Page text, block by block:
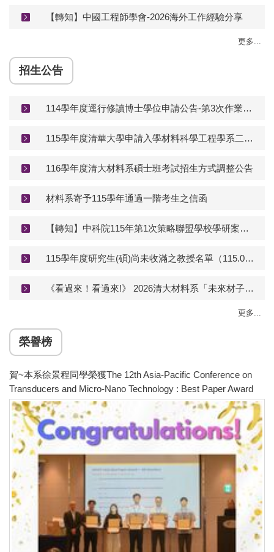
【轉知】中國工程師學會-2026海外工作經驗分享
更多...
招生公告
114學年度逕行修讀博士學位申請公告-第3次作業（系辦截止：115/06/04）
115學年度清華大學申請入學材料科學工程學系二階段 筆試考場分配表公告
116學年度清大材料系碩士班考試招生方式調整公告
材料系寄予115學年通過一階考生之信函
【轉知】中科院115年第1次策略聯盟學校學研案獎助金申請簡章資訊
115學年度研究生(碩)尚未收滿之教授名單（115.07.16更新）
《看過來！看過來!》 2026清大材料系「未來材子領袖營」已經開始報名囉～
更多...
榮譽榜
賀~本系徐景程同學榮獲The 12th Asia-Pacific Conference on
Transducers and Micro-Nano Technology : Best Paper Award